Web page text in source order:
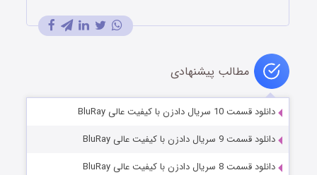
مطالب پیشنهادی
دانلود قسمت 10 سریال دادزن با کیفیت عالی BluRay
دانلود قسمت 9 سریال دادزن با کیفیت عالی BluRay
دانلود قسمت 8 سریال دادزن با کیفیت عالی BluRay